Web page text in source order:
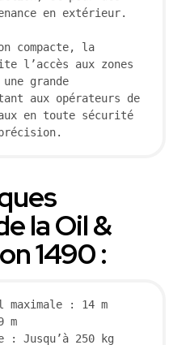
en extérieur.
compacte, la
l’accès aux zones
grande
aux opérateurs de
en toute sécurité
la Oil &
1490 :
: 14 m
m
: Jusqu’à 250 kg